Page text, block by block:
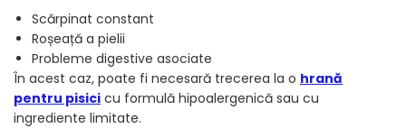
Scărpinat constant
Roșeață a pielii
Probleme digestive asociate
În acest caz, poate fi necesară trecerea la o hrană
pentru pisici cu formulă hipoalergenică sau cu
ingrediente limitate.